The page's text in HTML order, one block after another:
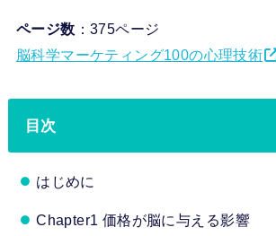
ページ数 ：375ページ
脳科学マーケティング100の心理技術
目次
はじめに
Chapter1 価格が脳に与える影響